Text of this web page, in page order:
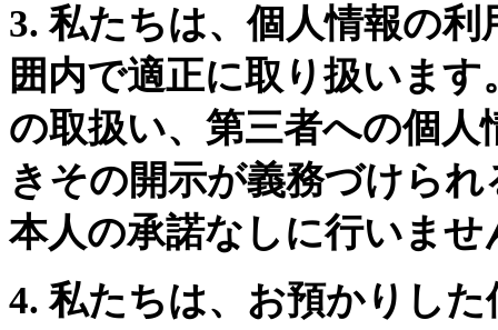
3. 私たちは、個人情報の
囲内で適正に取り扱いま
の取扱い、第三者への個
きその開示が義務づけら
本人の承諾なしに行いませ
4. 私たちは、お預かりし